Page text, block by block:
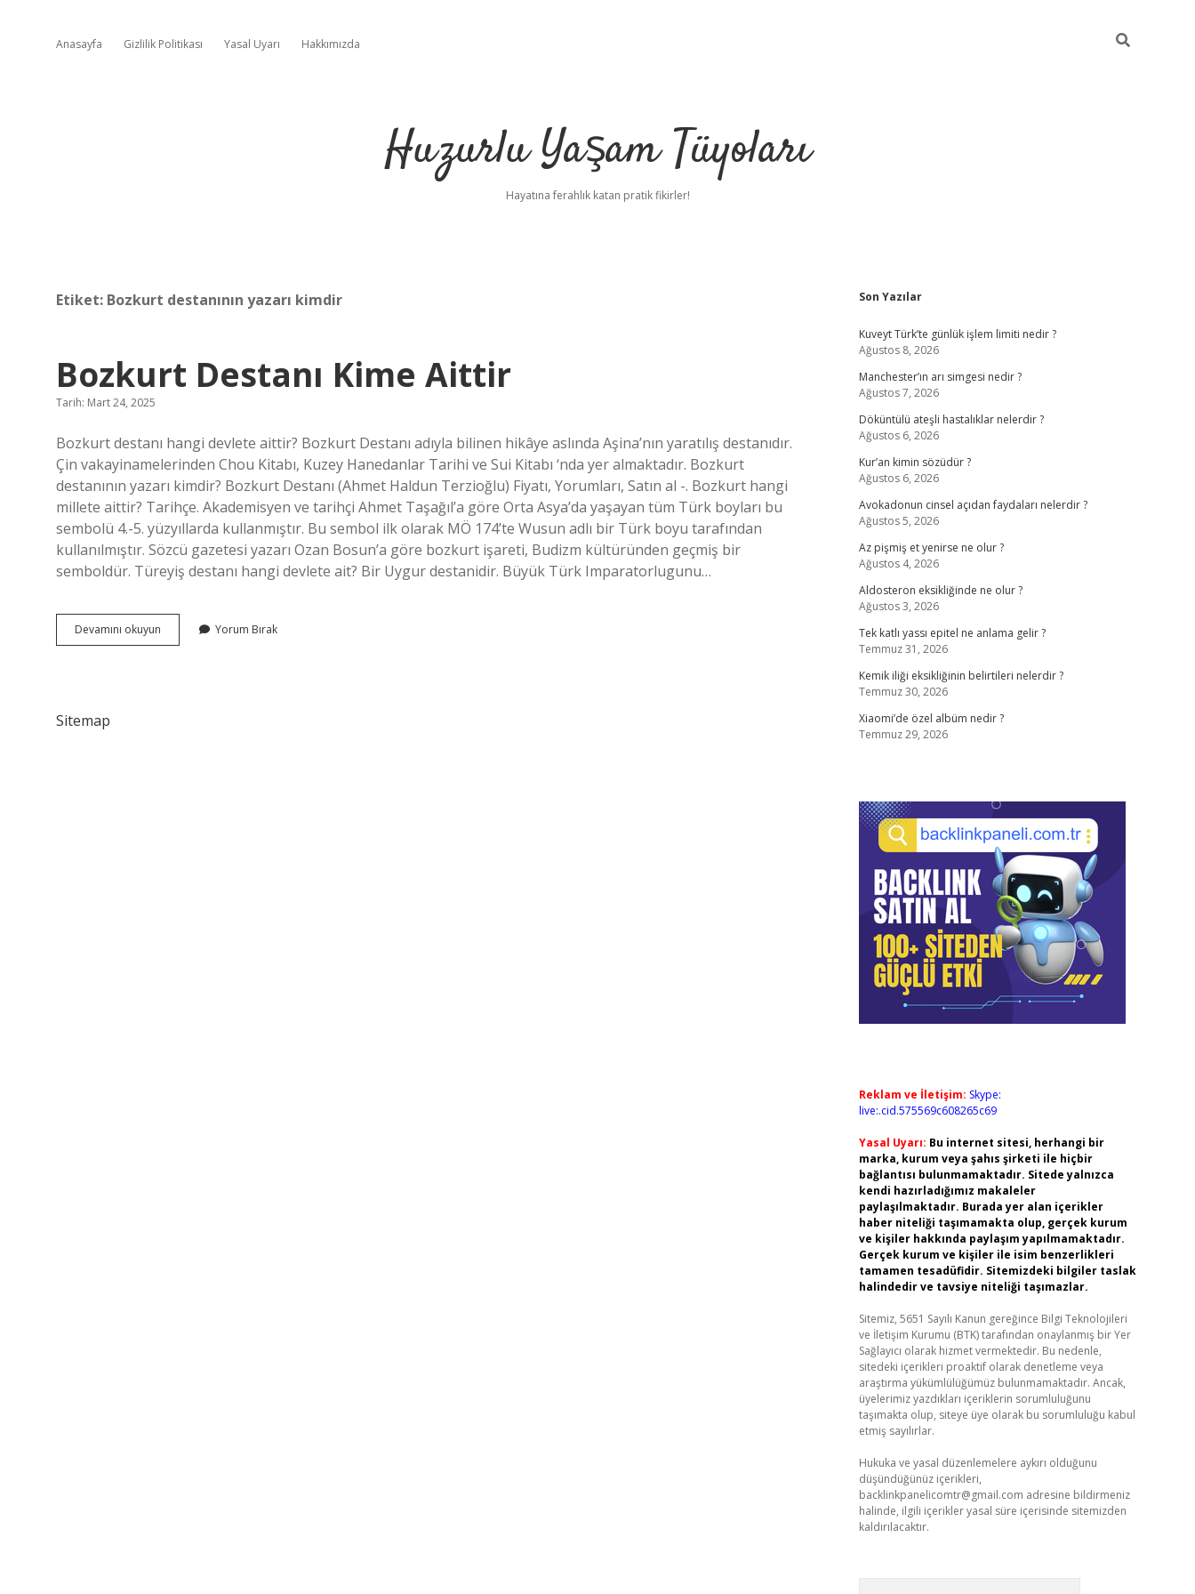
Anasayfa Gizlilik Politikası Yasal Uyarı Hakkımızda
Huzurlu Yaşam Tüyoları
Hayatına ferahlık katan pratik fikirler!
Etiket: Bozkurt destanının yazarı kimdir
Bozkurt Destanı Kime Aittir
Tarih: Mart 24, 2025
Bozkurt destanı hangi devlete aittir? Bozkurt Destanı adıyla bilinen hikâye aslında Aşina’nın yaratılış destanıdır.
Çin vakayinamelerinden Chou Kitabı, Kuzey Hanedanlar Tarihi ve Sui Kitabı ‘nda yer almaktadır. Bozkurt
destanının yazarı kimdir? Bozkurt Destanı (Ahmet Haldun Terzioğlu) Fiyatı, Yorumları, Satın al -. Bozkurt hangi
millete aittir? Tarihçe. Akademisyen ve tarihçi Ahmet Taşağıl’a göre Orta Asya’da yaşayan tüm Türk boyları bu
sembolü 4.-5. yüzyıllarda kullanmıştır. Bu sembol ilk olarak MÖ 174’te Wusun adlı bir Türk boyu tarafından
kullanılmıştır. Sözcü gazetesi yazarı Ozan Bosun’a göre bozkurt işareti, Budizm kültüründen geçmiş bir
semboldür. Türeyiş destanı hangi devlete ait? Bir Uygur destanidir. Büyük Türk Imparatorlugunu…
Devamını okuyun
Destanı
Yorum Bırak
Sitemap
Sidebar
Son Yazılar
Kuveyt Türk’te günlük işlem limiti nedir ?
Ağustos 8, 2026
Manchester’ın arı simgesi nedir ?
Ağustos 7, 2026
Döküntülü ateşli hastalıklar nelerdir ?
Ağustos 6, 2026
Kur’an kimin sözüdür ?
Ağustos 6, 2026
Avokadonun cinsel açıdan faydaları nelerdir ?
Ağustos 5, 2026
Az pişmiş et yenirse ne olur ?
Ağustos 4, 2026
Aldosteron eksikliğinde ne olur ?
Ağustos 3, 2026
Tek katlı yassı epitel ne anlama gelir ?
Temmuz 31, 2026
Kemik iliği eksikliğinin belirtileri nelerdir ?
Temmuz 30, 2026
Xiaomi’de özel albüm nedir ?
Temmuz 29, 2026
Reklam ve İletişim: Skype:
live:.cid.575569c608265c69
Yasal Uyarı: Bu internet sitesi, herhangi bir
marka, kurum veya şahıs şirketi ile hiçbir
bağlantısı bulunmamaktadır. Sitede yalnızca
kendi hazırladığımız makaleler
paylaşılmaktadır. Burada yer alan içerikler
haber niteliği taşımamakta olup, gerçek kurum
ve kişiler hakkında paylaşım yapılmamaktadır.
Gerçek kurum ve kişiler ile isim benzerlikleri
tamamen tesadüfidir. Sitemizdeki bilgiler taslak
halindedir ve tavsiye niteliği taşımazlar.
Sitemiz, 5651 Sayılı Kanun gereğince Bilgi Teknolojileri
ve İletişim Kurumu (BTK) tarafından onaylanmış bir Yer
Sağlayıcı olarak hizmet vermektedir. Bu nedenle,
sitedeki içerikleri proaktif olarak denetleme veya
araştırma yükümlülüğümüz bulunmamaktadır. Ancak,
üyelerimiz yazdıkları içeriklerin sorumluluğunu
taşımakta olup, siteye üye olarak bu sorumluluğu kabul
etmiş sayılırlar.
Hukuka ve yasal düzenlemelere aykırı olduğunu
düşündüğünüz içerikleri,
backlinkpanelicomtr@gmail.com adresine bildirmeniz
halinde, ilgili içerikler yasal süre içerisinde sitemizden
kaldırılacaktır.